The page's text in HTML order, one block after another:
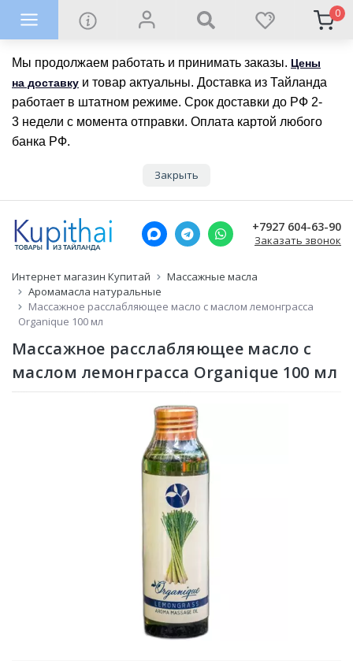
Мы продолжаем работать и принимать заказы. Цены
на доставку и товар актуальны. Доставка из Тайланда
работает в штатном режиме. Срок доставки до РФ 2-
3 недели с момента отправки. Оплата картой любого
банка РФ.
Закрыть
0
+7927 604-63-90
Заказать звонок
Интернет магазин Купитай
Массажные масла
Аромамасла натуральные
Массажное расслабляющее масло с маслом лемонграсса
Organique 100 мл
Массажное расслабляющее масло с
маслом лемонграсса Organique 100 мл